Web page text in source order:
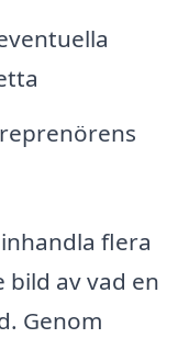
flera
av vad en
Genom